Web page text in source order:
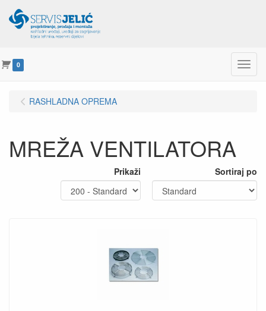
0 Menu
RASHLADNA OPREMA
MREŽA VENTILATORA
Prikaži Sortiraj po